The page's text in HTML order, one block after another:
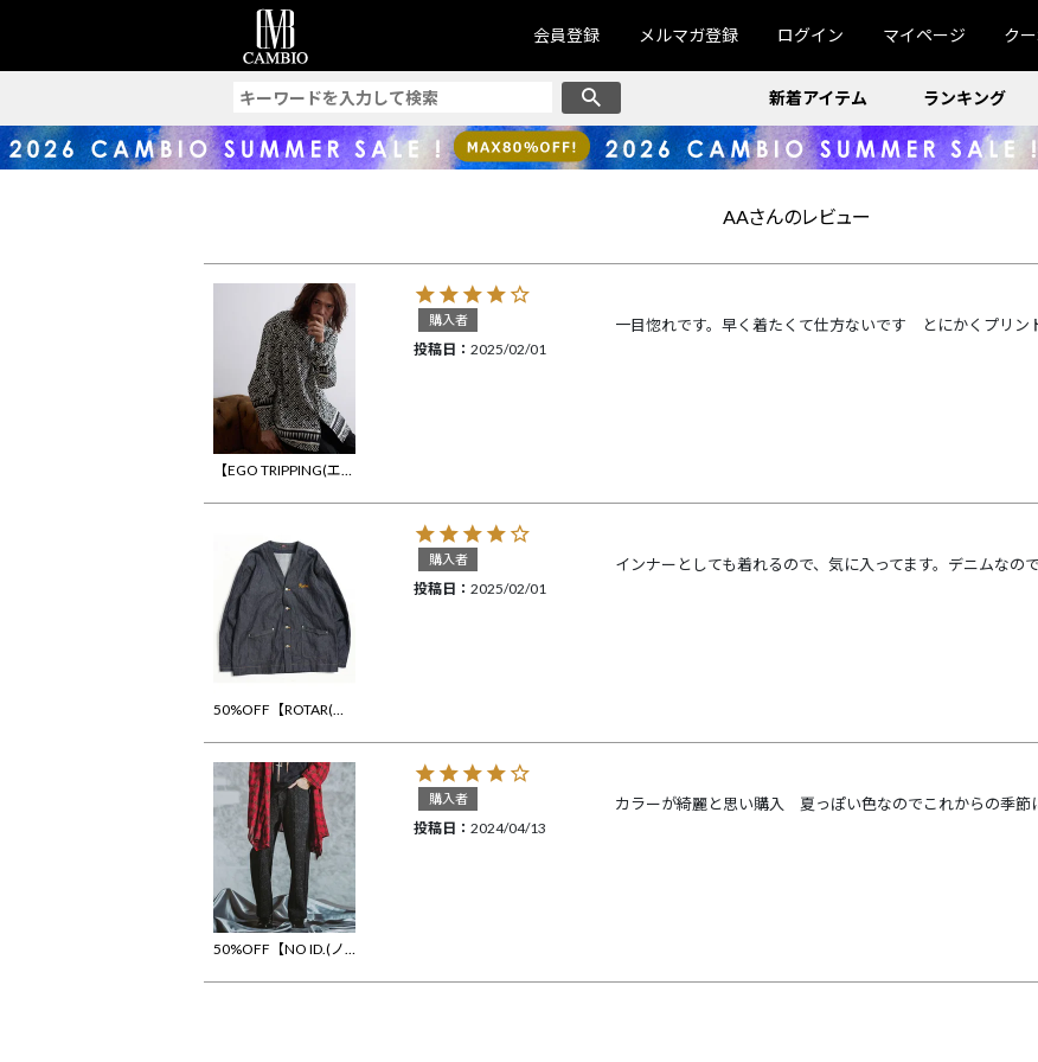
会員登録 メルマガ登録 ログイン マイページ ク
新着アイテム ランキング
AAさんのレビュー
【EGO TRIPPING(エゴトリッピング)】AFREEDOM L-S プリントシャツ(616453)
購入者
投稿日 2025/02/01
一目惚れです。早く着たくて仕方ないです　とにかくプリン
50%OFF【ROTAR(ローター)】11oz Denim Cardigan デニムカーディガン(rt2512002)
購入者
投稿日 2025/02/01
インナーとしても着れるので、気に入ってます。デニムなの
50%OFF【NO ID.(ノーアイディー)】ｼﾞｬｶﾞｰﾄﾞｽﾄﾚｰﾄﾃﾞﾆﾑPT パンツ(854006-732P)
購入者
投稿日 2024/04/13
カラーが綺麗と思い購入　夏っぽい色なのでこれからの季